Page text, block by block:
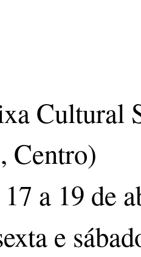
Cultural
Centro)
a 19 de
e